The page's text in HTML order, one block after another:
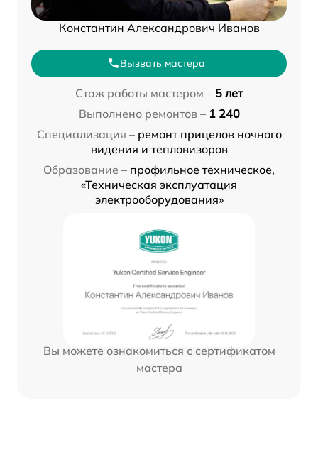
Константин Александрович Иванов
Вызвать мастера
Стаж работы мастером – 5 лет
Выполнено ремонтов – 1 240
Специализация – ремонт прицелов ночного
видения и тепловизоров
Образование – профильное техническое,
«Техническая эксплуатация
электрооборудования»
Вы можете ознакомиться с сертификатом
мастера